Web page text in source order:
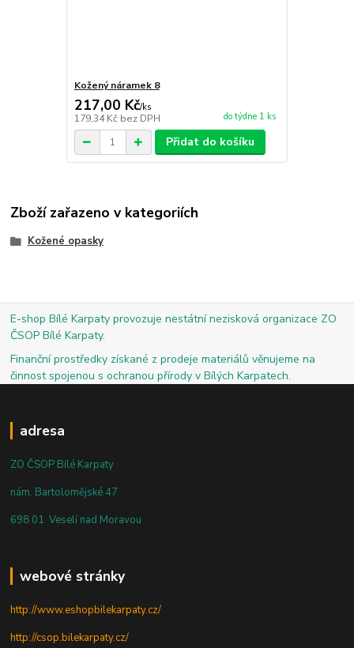
Kožený náramek 8
217,00 Kč/ks
179,34 Kč bez DPH do týdne 1 ks
Přidat do košíku
Zboží zařazeno v kategoriích
Kožené opasky
E-shop Bílé Karpaty provozuje nestátní nezisková organizace ZO
ČSOP Bílé Karpaty.
Finanční prostředky získané z prodeje materiálů věnujeme na
činnost spojenou s ochranou přírody v Bílých Karpatech.
adresa
ZO ČSOP Bílé Karpaty
nám. Bartolomějské 47
698 01 Veselí nad Moravou
webové stránky
http://www.eshopbilekarpaty.cz/
http://csop.bilekarpaty.cz/